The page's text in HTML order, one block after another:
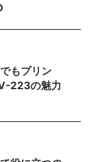
もプリン
223の魅力